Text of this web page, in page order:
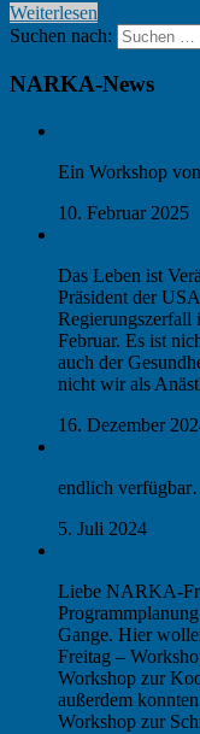
Weiterlesen
Suchen nach:
NARKA-News
Ein Workshop
10. Februar 2025
Das Leben ist
Präsident der
Regierungszerfall
Februar. Es ist
auch der
nicht wir als
16. Dezember
endlich
5. Juli 2024
Liebe NARKA-
Gange. Hier
Freitag –
Workshop zur
außerdem
Workshop zur